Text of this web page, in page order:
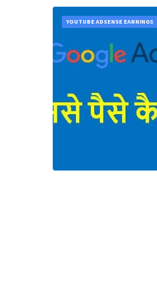
YOUTUBE ADSENSE EARNINGS